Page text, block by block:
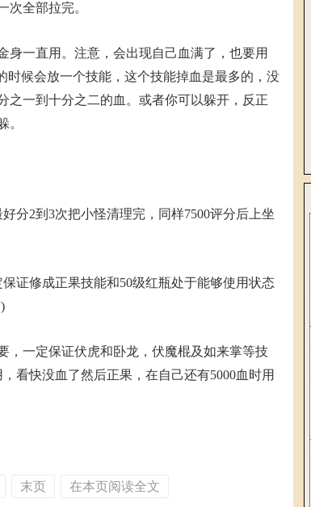
次全部拉完。
一直用。注意，会出现自己血满了，也要用
时候会放一个技能，这个技能掉血是最多的，没
之一到十分之二的血。或者你可以躲开，反正
。
2到3次把小怪清理完，同样7500评分后上坐
修成正果技能和50级红瓶处于能够使用状态
一定保证伏虎和卧龙，伏魔棍及如来掌等技
看快没血了然后正果，在自己还有5000血时用
末页 在本页阅读全文